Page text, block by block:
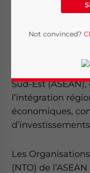
Posted
14 Août – Le
pour
Sud-Est
l’intégration
économiques,
Les
(NTO) de
Not convinced?